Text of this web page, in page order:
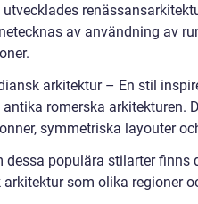
av användning av
arkitektur – En stil
antika romerska arkitekturen.
symmetriska layouter
dessa populära stilarter
arkitektur som olika regioner